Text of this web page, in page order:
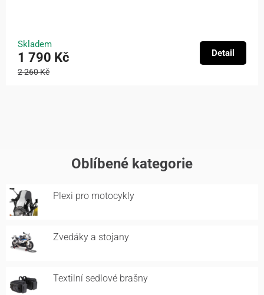
Skladem
1 790 Kč
2 260 Kč
Detail
Oblíbené kategorie
Plexi pro motocykly
Zvedáky a stojany
Textilní sedlové brašny